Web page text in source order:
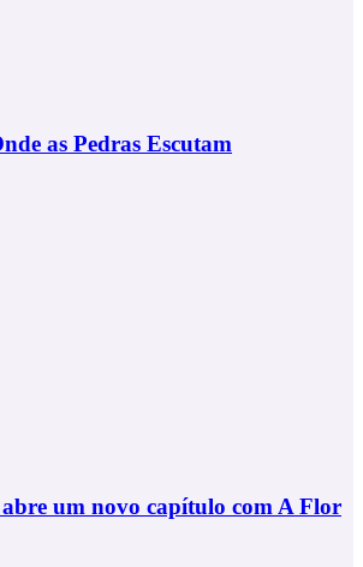
as Pedras Escutam
um novo capítulo com A Flor